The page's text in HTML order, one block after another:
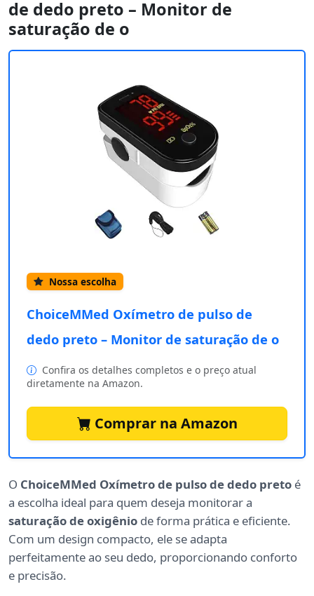
de dedo preto – Monitor de
saturação de o
Nossa escolha
ChoiceMMed Oxímetro de pulso de
dedo preto – Monitor de saturação de o
Confira os detalhes completos e o preço atual
diretamente na Amazon.
Comprar na Amazon
O ChoiceMMed Oxímetro de pulso de dedo preto é
a escolha ideal para quem deseja monitorar a
saturação de oxigênio de forma prática e eficiente.
Com um design compacto, ele se adapta
perfeitamente ao seu dedo, proporcionando conforto
e precisão.